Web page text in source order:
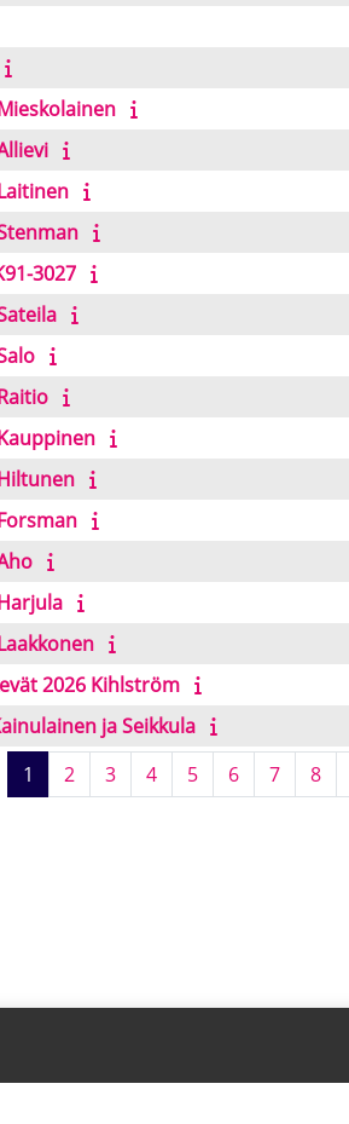
3027
2026 Kihlström
ja Seikkula
1 Страница 1
2 Страница 2
3Страница 3
4Страница 4
5Страница 5
6Страница 6
7 8